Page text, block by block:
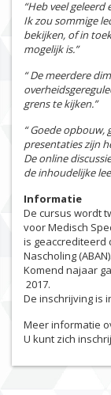
“Heb veel
Ik zou sommige
bekijken, of in
mogelijk is.”
“ De meerdere
grens te kijken.”
“ Goede
presentaties zijn
De online
de inhoudelijke
Informatie
De cursus wordt
voor Medisch
is geaccrediteerd
Nascholing (ABAN).
Komend najaar
2017.
De inschrijving is
Meer informatie
U kunt zich